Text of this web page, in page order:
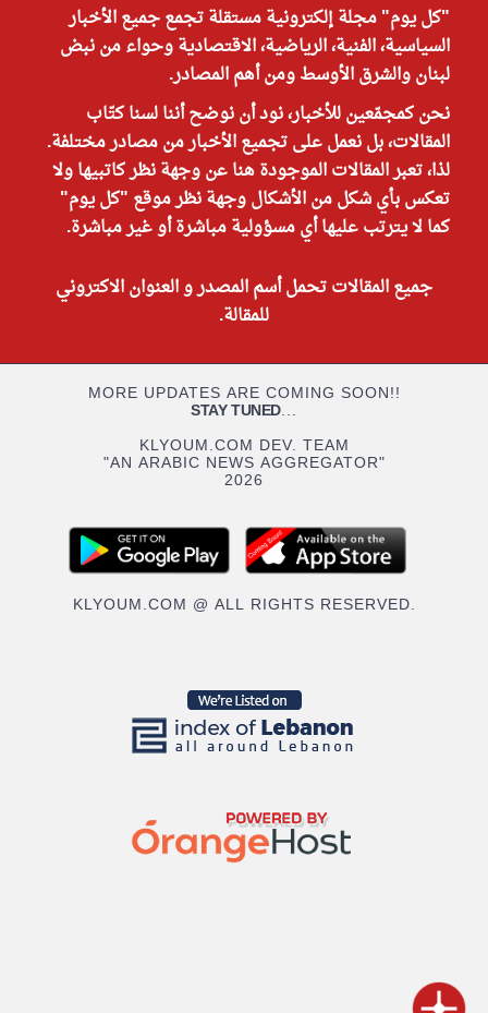
"كل يوم" مجلة إلكترونية مستقلة تجمع جميع الأخبار
السياسية، الفنية، الرياضية، الاقتصادية وحواء من نبض
لبنان والشرق الأوسط ومن أهم المصادر.
نحن كمجمّعين للأخبار، نود أن نوضح أننا لسنا كتّاب
المقالات، بل نعمل على تجميع الأخبار من مصادر مختلفة.
لذا، تعبر المقالات الموجودة هنا عن وجهة نظر كاتبيها ولا
تعكس بأي شكل من الأشكال وجهة نظر موقع "كل يوم"
كما لا يترتب عليها أي مسؤولية مباشرة أو غير مباشرة.
جميع المقالات تحمل أسم المصدر و العنوان الاكتروني
للمقالة.
MORE UPDATES ARE COMING SOON!!
STAY TUNED...
KLYOUM.COM DEV. TEAM
"AN ARABIC NEWS AGGREGATOR"
2026
KLYOUM.COM @ ALL RIGHTS RESERVED.